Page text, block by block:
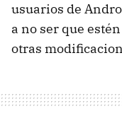
usuarios de
a no ser que
otras